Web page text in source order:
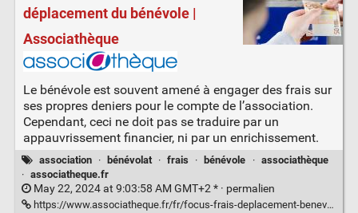
déplacement du bénévole |
Associathèque
Le bénévole est souvent amené à engager des frais sur
ses propres deniers pour le compte de l’association.
Cependant, ceci ne doit pas se traduire par un
appauvrissement financier, ni par un enrichissement.
association · bénévolat · frais · bénévole · associathèque
· associatheque.fr
May 22, 2024 at 9:03:58 AM GMT+2 * · permalien
https://www.associatheque.fr/fr/focus-frais-deplacement-benevole.html